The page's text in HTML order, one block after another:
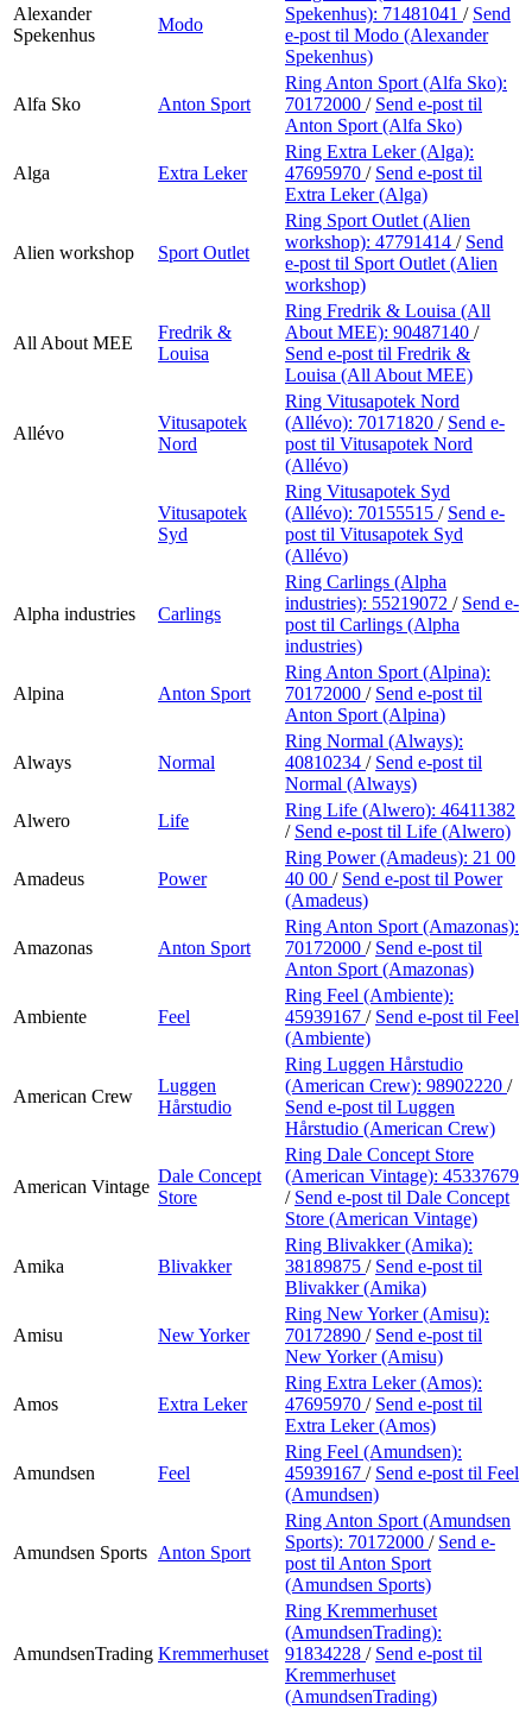
Alexander
Spekenhus
Modo
Spekenhus): 71481041 / Send
e-post til Modo (Alexander
Spekenhus)
Alfa Sko Anton Sport
Ring Anton Sport (Alfa Sko):
70172000 / Send e-post til
Anton Sport (Alfa Sko)
Alga Extra Leker
Ring Extra Leker (Alga):
47695970 / Send e-post til
Extra Leker (Alga)
Alien workshop Sport Outlet
Ring Sport Outlet (Alien
workshop): 47791414 / Send
e-post til Sport Outlet (Alien
workshop)
All About MEE
Fredrik &
Louisa
Ring Fredrik & Louisa (All
About MEE): 90487140 /
Send e-post til Fredrik &
Louisa (All About MEE)
Allévo
Vitusapotek
Nord
Ring Vitusapotek Nord
(Allévo): 70171820 / Send e-
post til Vitusapotek Nord
(Allévo)
Vitusapotek
Syd
Ring Vitusapotek Syd
(Allévo): 70155515 / Send e-
post til Vitusapotek Syd
(Allévo)
Alpha industries Carlings
Ring Carlings (Alpha
industries): 55219072 / Send e-
post til Carlings (Alpha
industries)
Alpina Anton Sport
Ring Anton Sport (Alpina):
70172000 / Send e-post til
Anton Sport (Alpina)
Always Normal
Ring Normal (Always):
40810234 / Send e-post til
Normal (Always)
Alwero
Life
Ring Life (Alwero): 46411382
/ Send e-post til Life (Alwero)
Amadeus Power
Ring Power (Amadeus): 21 00
40 00 / Send e-post til Power
(Amadeus)
Amazonas Anton Sport
Ring Anton Sport (Amazonas):
70172000 / Send e-post til
Anton Sport (Amazonas)
Ambiente Feel
Ring Feel (Ambiente):
45939167 / Send e-post til Feel
(Ambiente)
American Crew
Luggen
Hårstudio
Ring Luggen Hårstudio
(American Crew): 98902220 /
Send e-post til Luggen
Hårstudio (American Crew)
American Vintage
Dale Concept
Store
Ring Dale Concept Store
(American Vintage): 45337679
/ Send e-post til Dale Concept
Store (American Vintage)
Amika Blivakker
Ring Blivakker (Amika):
38189875 / Send e-post til
Blivakker (Amika)
Amisu New Yorker
Ring New Yorker (Amisu):
70172890 / Send e-post til
New Yorker (Amisu)
Amos Extra Leker
Ring Extra Leker (Amos):
47695970 / Send e-post til
Extra Leker (Amos)
Amundsen Feel
Ring Feel (Amundsen):
45939167 / Send e-post til Feel
(Amundsen)
Amundsen Sports Anton Sport
Ring Anton Sport (Amundsen
Sports): 70172000 / Send e-
post til Anton Sport
(Amundsen Sports)
AmundsenTrading Kremmerhuset
Ring Kremmerhuset
(AmundsenTrading):
91834228 / Send e-post til
Kremmerhuset
(AmundsenTrading)